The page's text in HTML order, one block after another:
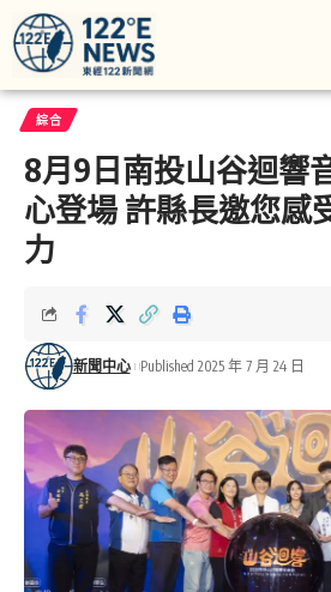
綜合
8月9日南投山谷迴響
心登場 許縣長邀您感
力
新聞中心 Published 2025 年 7 月 24 日